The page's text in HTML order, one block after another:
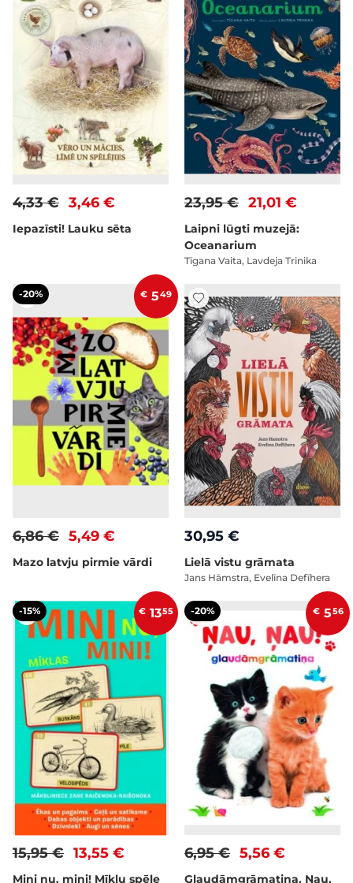
3,46 €
4,33 €
Iepazīsti! Lauku sēta
21,01 €
23,95 €
Laipni lūgti muzejā:
Oceanarium
Tīgana Vaita, Lavdeja Trinika
-20% € 549
5,49 €
6,86 €
Mazo latvju pirmie vārdi
30,95 €
Lielā vistu grāmata
Jans Hāmstra, Evelīna Defīhera
-15% € 1355
13,55 €
15,95 €
Mini nu, mini! Mīklu spēle
-20% € 556
5,56 €
6,95 €
Glaudāmgrāmatiņa. Ņau,